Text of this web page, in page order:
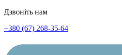
Дзвоніть нам
+380 (67) 268-35-64